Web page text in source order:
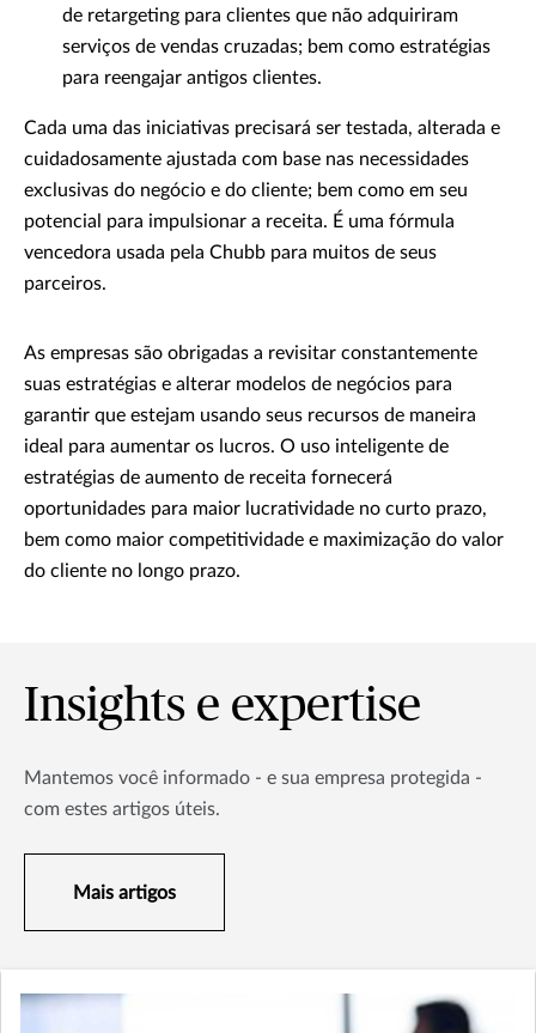
de retargeting para clientes que não adquiriram
serviços de vendas cruzadas; bem como estratégias
para reengajar antigos clientes.
Cada uma das iniciativas precisará ser testada, alterada e
cuidadosamente ajustada com base nas necessidades
exclusivas do negócio e do cliente; bem como em seu
potencial para impulsionar a receita. É uma fórmula
vencedora usada pela Chubb para muitos de seus
parceiros.
As empresas são obrigadas a revisitar constantemente
suas estratégias e alterar modelos de negócios para
garantir que estejam usando seus recursos de maneira
ideal para aumentar os lucros. O uso inteligente de
estratégias de aumento de receita fornecerá
oportunidades para maior lucratividade no curto prazo,
bem como maior competitividade e maximização do valor
do cliente no longo prazo.
Insights e expertise
Mantemos você informado - e sua empresa protegida -
com estes artigos úteis.
Mais artigos